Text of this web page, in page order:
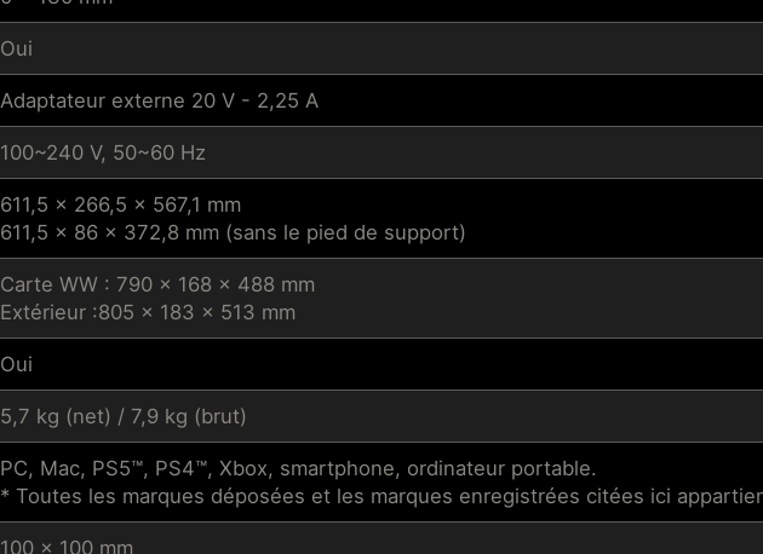
Oui
Adaptateur externe 20 V - 2,25 A
100~240 V, 50~60 Hz
611,5 x 266,5 x 567,1 mm
611,5 x 86 x 372,8 mm (sans le pied de support)
Carte WW : 790 x 168 x 488 mm
Extérieur :805 x 183 x 513 mm
Oui
5,7 kg (net) / 7,9 kg (brut)
PC, Mac, PS5™, PS4™, Xbox, smartphone, ordinateur portable.
* Toutes les marques déposées et les marques enregistrées citées ici
100 x 100 mm